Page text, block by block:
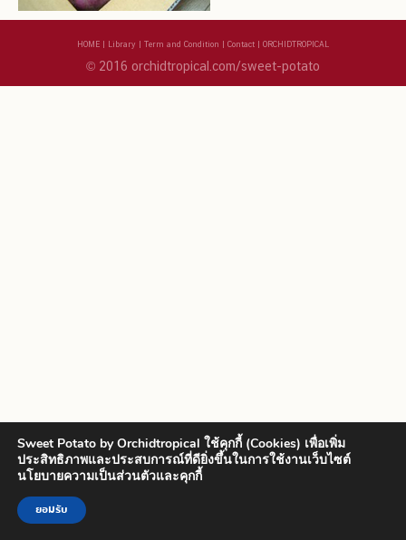
HOME | Library | Term and Condition | Contact | ORCHIDTROPICAL
© 2016 orchidtropical.com/sweet-potato
Sweet Potato by Orchidtropical ใช้คุกกี้ (Cookies) เพื่อเพิ่ม
ประสิทธิภาพและประสบการณ์ที่ดียิ่งขึ้นในการใช้งานเว็บไซต์
นโยบายความเป็นส่วนตัวและคุกกี้
ยอมรับ